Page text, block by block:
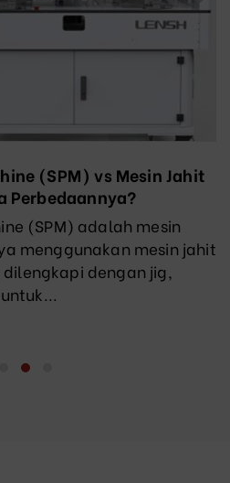
(SPM) vs Mesin Jahit
Perbedaannya?
(SPM) adalah mesin
menggunakan mesin jahit
dengan jig,